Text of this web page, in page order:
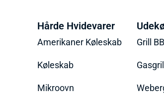
Hårde Hvidevarer
Amerikaner Køleskab
Køleskab
Mikroovn
Grill
Gasgrill